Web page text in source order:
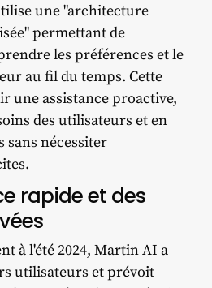
une "architecture
permettant de
les préférences et le
au fil du temps. Cette
une assistance proactive,
des utilisateurs et en
sans nécessiter
rapide et des
à l'été 2024, Martin AI a
utilisateurs et prévoit